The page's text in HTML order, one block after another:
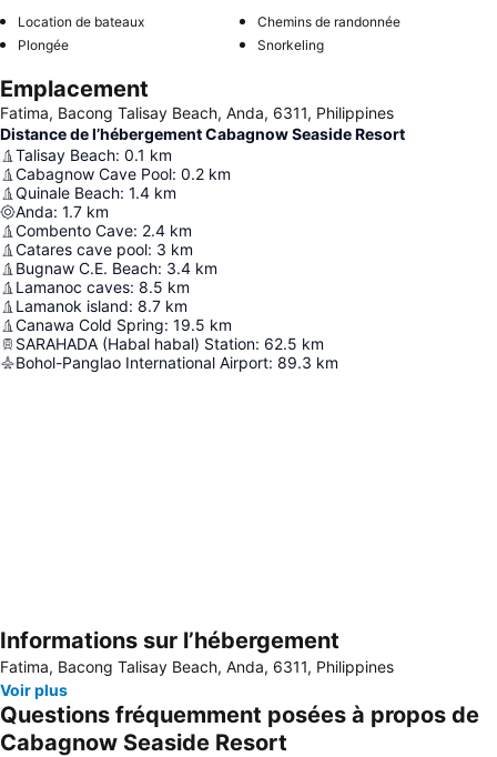
Location de bateaux
Chemins de randonnée
Plongée
Snorkeling
Emplacement
Fatima, Bacong Talisay Beach, Anda, 6311, Philippines
Distance de l’hébergement Cabagnow Seaside Resort
Talisay Beach: 0.1 km
Cabagnow Cave Pool: 0.2 km
Quinale Beach: 1.4 km
Anda: 1.7 km
Combento Cave: 2.4 km
Catares cave pool: 3 km
Bugnaw C.E. Beach: 3.4 km
Lamanoc caves: 8.5 km
Lamanok island: 8.7 km
Canawa Cold Spring: 19.5 km
SARAHADA (Habal habal) Station: 62.5 km
Bohol-Panglao International Airport: 89.3 km
Agrandir la carte
Informations sur l’hébergement
Fatima, Bacong Talisay Beach, Anda, 6311, Philippines
Voir plus
Questions fréquemment posées à propos de
Cabagnow Seaside Resort